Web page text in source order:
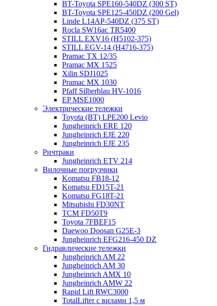
BT-Toyota SPE160-540DZ (300 ST)
BT-Toyota SPE125-450DZ (200 Gel)
Linde L14AP-540DZ (375 ST)
Rocla SW16ac TR5400
STILL EXV16 (H5102-375)
STILL EGV-14 (H4716-375)
Pramac TX 12/35
Pramac MX 1525
Xilin SDJ1025
Pramac MX 1030
Pfaff Silberblau HV-1016
EP MSE1000
Электрические тележки
Toyota (BT) LPE200 Levio
Jungheinrich ERE 120
Jungheinrich EJE 220
Jungheinrich EJE 235
Ричтраки
Jungheinrich ETV 214
Вилочные погрузчики
Komatsu FB18-12
Komatsu FD15T-21
Komatsu FG18T-21
Mitsubishi FD30NT
TCM FD50T9
Toyota 7FBEF15
Daewoo Doosan G25E-3
Jungheinrich EFG216-450 DZ
Гидравлические тележки
Jungheinrich AM 22
Jungheinrich AM 30
Jungheinrich AMX 10
Jungheinrich AMW 22
Rapid Lift RWC3000
TotalLifter с вилами 1,5 м